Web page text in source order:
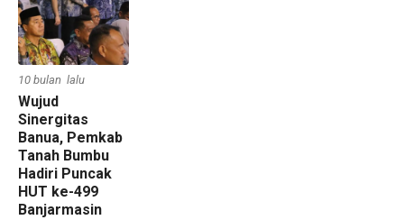
10 bulan lalu
Wujud
Sinergitas
Banua, Pemkab
Tanah Bumbu
Hadiri Puncak
HUT ke-499
Banjarmasin